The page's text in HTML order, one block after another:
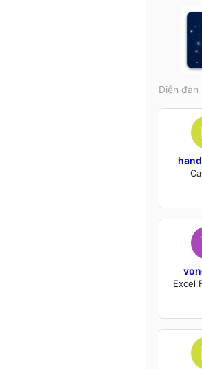
r
e
Diễn đàn
Excel